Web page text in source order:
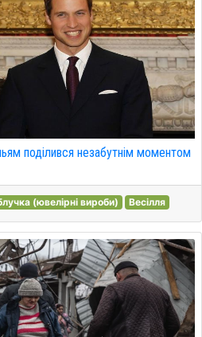
поділився незабутнім моментом
(ювелірні вироби) Весілля